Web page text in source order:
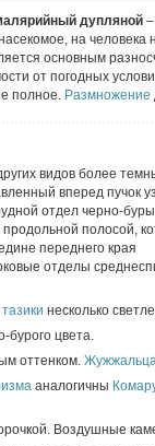
дупляной
на человека
основным
от погодных
полное. Размножение
видов более
вперед пучок
отдел черно-
полосой,
переднего края
отделы
тазики несколько
бурого цвета.
оттенком.
аналогичны
Воздушные